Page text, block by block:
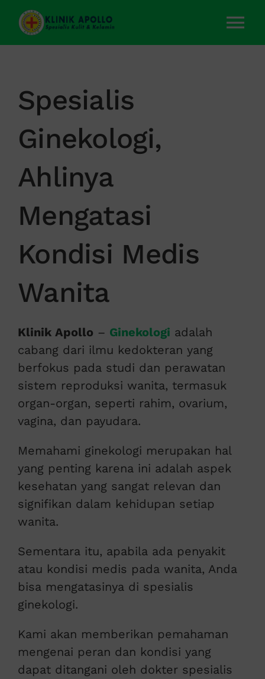
Skip
content
Layanan Kami
Tentang Kami
Artikel
Kontak Kami
Spesialis
Ginekologi,
Ahlinya
Mengatasi
Kondisi Medis
Wanita
Klinik Apollo – Ginekologi adalah
cabang dari ilmu kedokteran yang
berfokus pada studi dan perawatan
sistem reproduksi wanita, termasuk
organ-organ, seperti rahim, ovarium,
vagina, dan payudara.
Memahami ginekologi merupakan hal
yang penting karena ini adalah aspek
kesehatan yang sangat relevan dan
signifikan dalam kehidupan setiap
wanita.
Sementara itu, apabila ada penyakit
atau kondisi medis pada wanita, Anda
bisa mengatasinya di spesialis
ginekologi.
Kami akan memberikan pemahaman
mengenai peran dan kondisi yang
dapat ditangani oleh dokter spesialis